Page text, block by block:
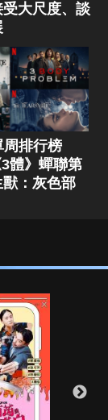
大尺度、談
周排行榜
體》蟬聯第
：灰色部